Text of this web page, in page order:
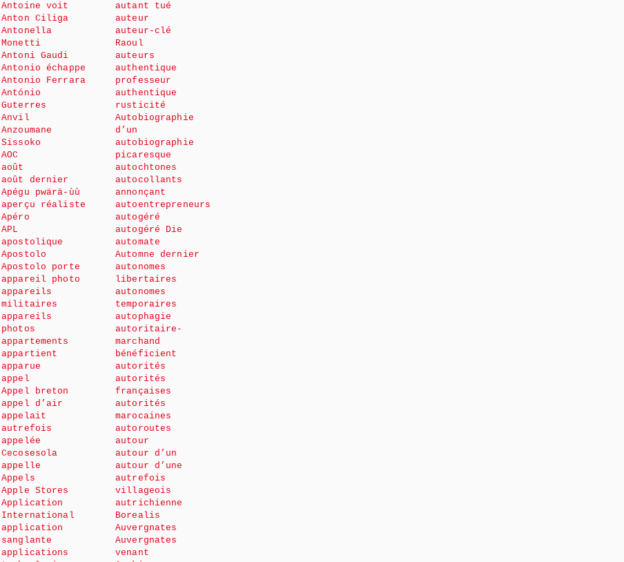
Antoine voit
Anton Ciliga
Antonella
Monetti
Antoni Gaudi
Antonio échappe
Antonio Ferrara
António
Guterres
Anvil
Anzoumane
Sissoko
AOC
août
août dernier
Apégu pwärä-ùù
aperçu réaliste
Apéro
APL
apostolique
Apostolo
Apostolo porte
appareil photo
appareils
militaires
appareils
photos
appartements
appartient
apparue
appel
Appel breton
appel d’air
appelait
autrefois
appelée
Cecosesola
appelle
Appels
Apple Stores
Application
International
application
sanglante
applications
autant tué
auteur
auteur-clé
Raoul
auteurs
authentique
professeur
authentique
rusticité
Autobiographie
d’un
autobiographie
picaresque
autochtones
autocollants
annonçant
autoentrepreneurs
autogéré
autogéré Die
automate
Automne dernier
autonomes
libertaires
autonomes
temporaires
autophagie
autoritaire-
marchand
bénéficient
autorités
autorités
françaises
autorités
marocaines
autoroutes
autour
autour d’un
autour d’une
autrefois
villageois
autrichienne
Borealis
Auvergnates
Auvergnates
venant